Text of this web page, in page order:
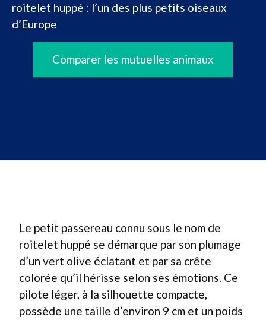
roitelet huppé : l’un des plus petits oiseaux
d’Europe
Comparer les mutuelles animaux
Le petit passereau connu sous le nom de
roitelet huppé se démarque par son plumage
d’un vert olive éclatant et par sa crête
colorée qu’il hérisse selon ses émotions. Ce
pilote léger, à la silhouette compacte,
possède une taille d’environ 9 cm et un poids